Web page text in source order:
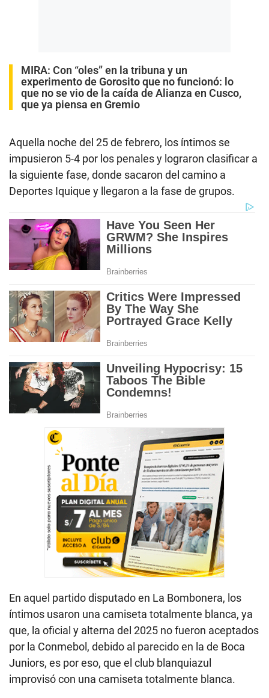
MIRA: Con “oles” en la tribuna y un
experimento de Gorosito que no funcionó: lo
que no se vio de la caída de Alianza en Cusco,
que ya piensa en Gremio
Aquella noche del 25 de febrero, los íntimos se
impusieron 5-4 por los penales y lograron clasificar a
la siguiente fase, donde sacaron del camino a
Deportes Iquique y llegaron a la fase de grupos.
En aquel partido disputado en La Bombonera, los
íntimos usaron una camiseta totalmente blanca, ya
que, la oficial y alterna del 2025 no fueron aceptados
por la Conmebol, debido al parecido en la de Boca
Juniors, es por eso, que el club blanquiazul
improvisó con una camiseta totalmente blanca.